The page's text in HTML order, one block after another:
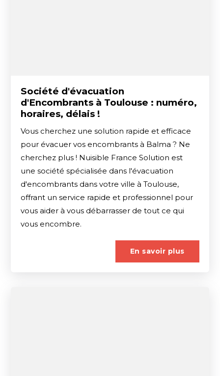
Société d'évacuation
d'Encombrants à Toulouse : numéro,
horaires, délais !
Vous cherchez une solution rapide et efficace
pour évacuer vos encombrants à Balma ? Ne
cherchez plus ! Nuisible France Solution est
une société spécialisée dans l'évacuation
d'encombrants dans votre ville à Toulouse,
offrant un service rapide et professionnel pour
vous aider à vous débarrasser de tout ce qui
vous encombre.
En savoir plus